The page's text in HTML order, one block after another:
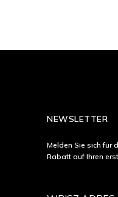
NEWSLETTER
Melden Sie sich für
Rabatt auf Ihren